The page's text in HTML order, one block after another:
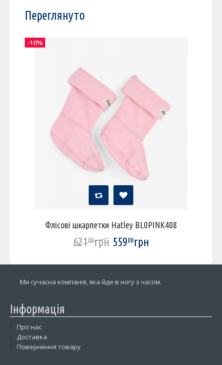
Переглянуто
Флісові шкарпетки Hatley BL0PINK408
62100грн 55900грн
-10%
Ми сучасна компанія, яка йде в ногу з часом.
Інформація
Про нас
Доставка
Повернення товару